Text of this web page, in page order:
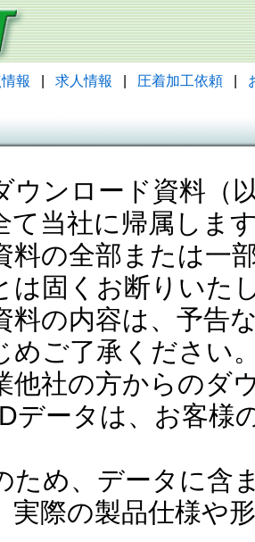
報 求人情報 圧着加工依頼
ウンロード資料（
て当社に帰属しま
料の全部または一
は固くお断りいた
料の内容は、予告
めご了承ください
他社の方からのダ
データは、お客様
め、データに含
実際の製品仕様や